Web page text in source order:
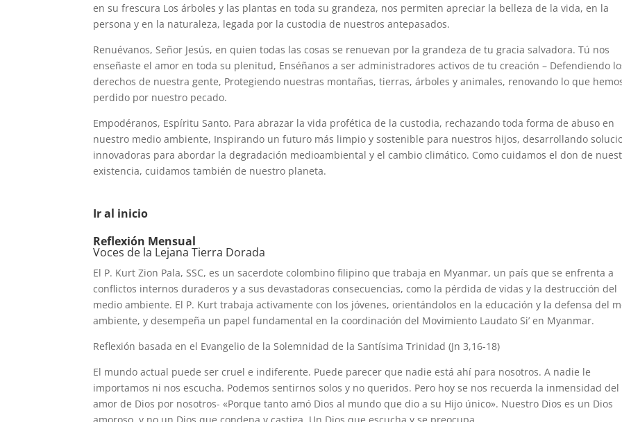
en su frescura Los árboles y las plantas en toda su grandeza, nos permiten apreciar la belleza de la vida, en la
persona y en la naturaleza, legada por la custodia de nuestros antepasados.
Renuévanos, Señor Jesús, en quien todas las cosas se renuevan por la grandeza de tu gracia salvadora. Tú nos
enseñaste el amor en toda su plenitud, Enséñanos a ser administradores activos de tu creación – Defendiendo
derechos de nuestra gente, Protegiendo nuestras montañas, tierras, árboles y animales, renovando lo que
perdido por nuestro pecado.
Empodéranos, Espíritu Santo. Para abrazar la vida profética de la custodia, rechazando toda forma de abuso en
nuestro medio ambiente, Inspirando un futuro más limpio y sostenible para nuestros hijos, desarrollando
innovadoras para abordar la degradación medioambiental y el cambio climático. Como cuidamos el don de
existencia, cuidamos también de nuestro planeta.
Ir al inicio
Reflexión Mensual
Voces de la Lejana Tierra Dorada
El P. Kurt Zion Pala, SSC, es un sacerdote colombino filipino que trabaja en Myanmar, un país que se enfrenta a
conflictos internos duraderos y a sus devastadoras consecuencias, como la pérdida de vidas y la destrucción del
medio ambiente. El P. Kurt trabaja activamente con los jóvenes, orientándolos en la educación y la defensa del
ambiente, y desempeña un papel fundamental en la coordinación del Movimiento Laudato Si’ en Myanmar.
Reflexión basada en el Evangelio de la Solemnidad de la Santísima Trinidad (Jn 3,16-18)
El mundo actual puede ser cruel e indiferente. Puede parecer que nadie está ahí para nosotros. A nadie le
importamos ni nos escucha. Podemos sentirnos solos y no queridos. Pero hoy se nos recuerda la inmensidad del
amor de Dios por nosotros- «Porque tanto amó Dios al mundo que dio a su Hijo único». Nuestro Dios es un Dios